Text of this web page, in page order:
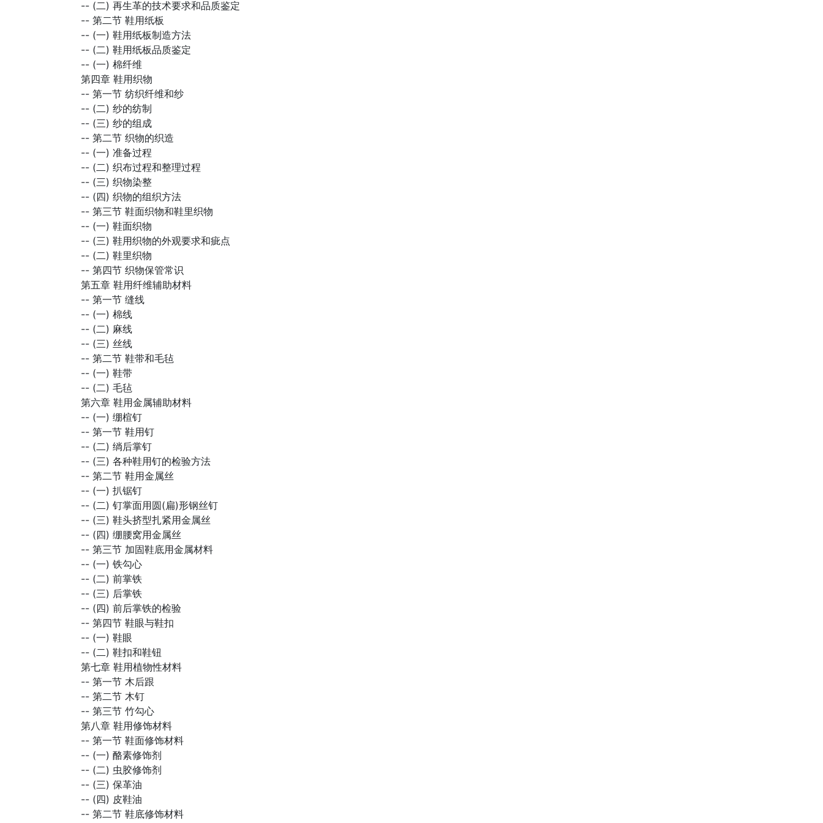
-- (二) 再生革的技术要求和品质鉴定
-- 第二节 鞋用纸板
-- (一) 鞋用纸板制造方法
-- (二) 鞋用纸板品质鉴定
-- (一) 棉纤维
第四章 鞋用织物
-- 第一节 纺织纤维和纱
-- (二) 纱的纺制
-- (三) 纱的组成
-- 第二节 织物的织造
-- (一) 准备过程
-- (二) 织布过程和整理过程
-- (三) 织物染整
-- (四) 织物的组织方法
-- 第三节 鞋面织物和鞋里织物
-- (一) 鞋面织物
-- (三) 鞋用织物的外观要求和疵点
-- (二) 鞋里织物
-- 第四节 织物保管常识
第五章 鞋用纤维辅助材料
-- 第一节 缝线
-- (一) 棉线
-- (二) 麻线
-- (三) 丝线
-- 第二节 鞋带和毛毡
-- (一) 鞋带
-- (二) 毛毡
第六章 鞋用金属辅助材料
-- (一) 绷楦钉
-- 第一节 鞋用钉
-- (二) 绱后掌钉
-- (三) 各种鞋用钉的检验方法
-- 第二节 鞋用金属丝
-- (一) 扒锯钉
-- (二) 钉掌面用圆(扁)形钢丝钉
-- (三) 鞋头挤型扎紧用金属丝
-- (四) 绷腰窝用金属丝
-- 第三节 加固鞋底用金属材料
-- (一) 铁勾心
-- (二) 前掌铁
-- (三) 后掌铁
-- (四) 前后掌铁的检验
-- 第四节 鞋眼与鞋扣
-- (一) 鞋眼
-- (二) 鞋扣和鞋钮
第七章 鞋用植物性材料
-- 第一节 木后跟
-- 第二节 木钉
-- 第三节 竹勾心
第八章 鞋用修饰材料
-- 第一节 鞋面修饰材料
-- (一) 酪素修饰剂
-- (二) 虫胶修饰剂
-- (三) 保革油
-- (四) 皮鞋油
-- 第二节 鞋底修饰材料